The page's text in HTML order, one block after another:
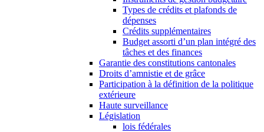
Types de crédits et plafonds de
dépenses
Crédits supplémentaires
Budget assorti d’un plan intégré des
tâches et des finances
Garantie des constitutions cantonales
Droits d’amnistie et de grâce
Participation à la définition de la politique
extérieure
Haute surveillance
Législation
lois fédérales